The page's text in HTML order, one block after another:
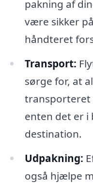
pakning af
være sikker
håndteret
Transport:
sørge for, at
transporteret
enten det er i
destination.
Udpakning:
også hjælpe